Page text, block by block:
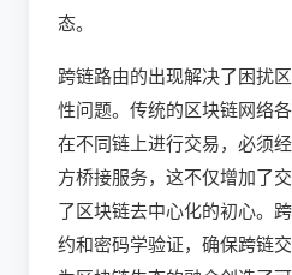
态。
跨链路由的出现解决了困扰
性问题。传统的区块链网络
在不同链上进行交易，必须
方桥接服务，这不仅增加了
了区块链去中心化的初心。
约和密码学验证，确保跨链